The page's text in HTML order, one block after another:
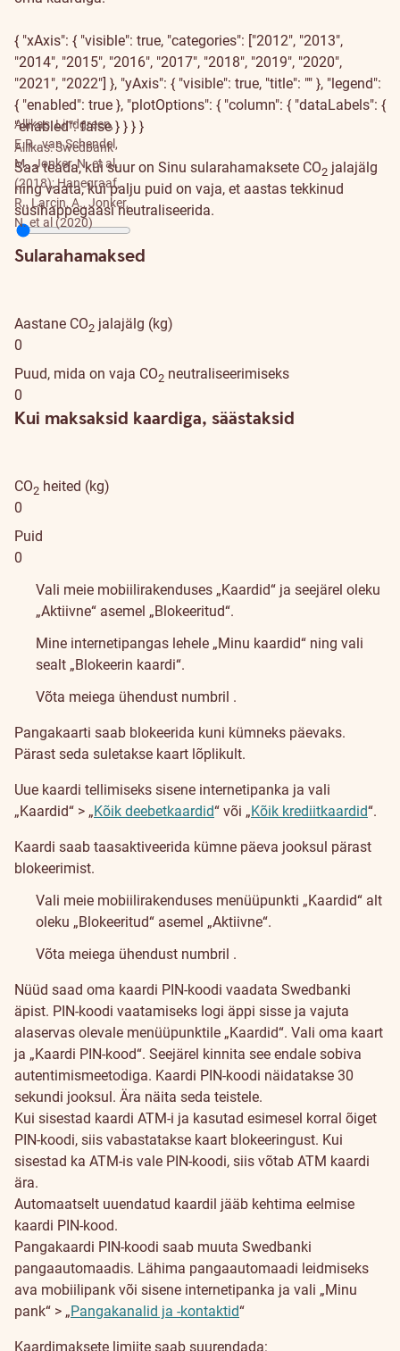
{ "xAxis": { "visible": true, "categories": ["2012", "2013",
"2014", "2015", "2016", "2017", "2018", "2019", "2020",
"2021", "2022"] }, "yAxis": { "visible": true, "title": "" }, "legend":
{ "enabled": true }, "plotOptions": { "column": { "dataLabels": {
"enabled": false } } } }
Allikas: Swedbank
Saa teada, kui suur on Sinu sularahamaksete CO2 jalajälg
ning vaata, kui palju puid on vaja, et aastas tekkinud
süsihappegaasi neutraliseerida.
Sularahamaksed
Aastane CO2 jalajälg (kg)
0
Puud, mida on vaja CO2 neutraliseerimiseks
0
Kui maksaksid kaardiga, säästaksid
CO2 heited (kg)
0
Puid
0
Allikas: Lindgreen,
E.R., van Schendel,
M., Jonker, N. et al.
(2018); Hanegraaf,
R., Larçin, A., Jonker,
N. et al (2020)
KKK
Vali meie mobiilirakenduses „Kaardid“ ja seejärel oleku
„Aktiivne“ asemel „Blokeeritud“.
Mine internetipangas lehele „Minu kaardid“ ning vali
sealt „Blokeerin kaardi“.
Võta meiega ühendust numbril .
Pangakaarti saab blokeerida kuni kümneks päevaks.
Pärast seda suletakse kaart lõplikult.
Uue kaardi tellimiseks sisene internetipanka ja vali
„Kaardid“ > „Kõik deebetkaardid“ või „Kõik krediitkaardid“.
Kaardi saab taasaktiveerida kümne päeva jooksul pärast
blokeerimist.
Vali meie mobiilirakenduses menüüpunkti „Kaardid“ alt
oleku „Blokeeritud“ asemel „Aktiivne“.
Võta meiega ühendust numbril .
Nüüd saad oma kaardi PIN-koodi vaadata Swedbanki
äpist. PIN-koodi vaatamiseks logi äppi sisse ja vajuta
alaservas olevale menüüpunktile „Kaardid“. Vali oma kaart
ja „Kaardi PIN-kood“. Seejärel kinnita see endale sobiva
autentimismeetodiga. Kaardi PIN-koodi näidatakse 30
sekundi jooksul. Ära näita seda teistele.
Kui sisestad kaardi ATM-i ja kasutad esimesel korral õiget
PIN-koodi, siis vabastatakse kaart blokeeringust. Kui
sisestad ka ATM-is vale PIN-koodi, siis võtab ATM kaardi
ära.
Automaatselt uuendatud kaardil jääb kehtima eelmise
kaardi PIN-kood.
Pangakaardi PIN-koodi saab muuta Swedbanki
pangaautomaadis. Lähima pangaautomaadi leidmiseks
ava mobiilipank või sisene internetipanka ja vali „Minu
pank“ > „Pangakanalid ja -kontaktid“
Kaardimaksete limiite saab suurendada: